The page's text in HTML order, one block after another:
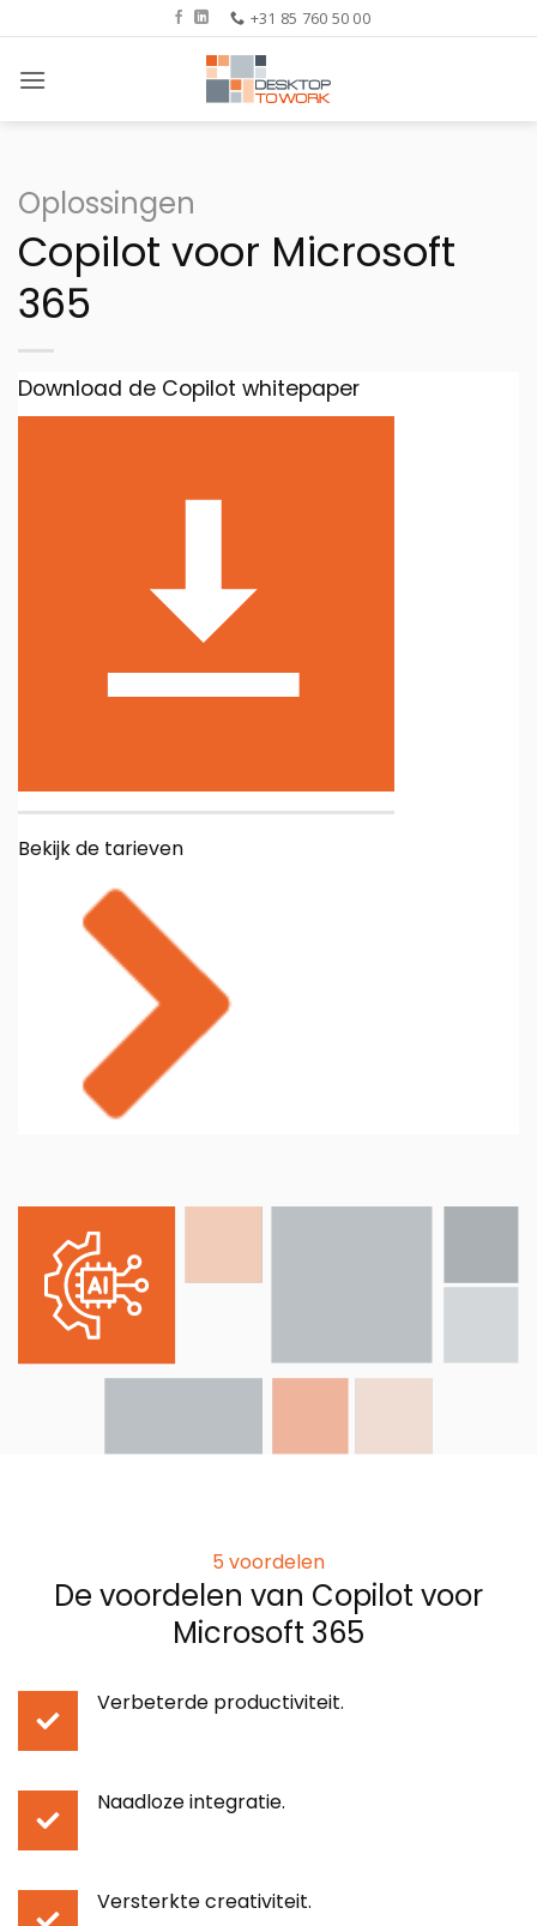
naar
inhoud
+31 85 760 50 00
Oplossingen
Copilot voor Microsoft
365
Download de Copilot whitepaper
Bekijk de tarieven
5 voordelen
De voordelen van Copilot voor
Microsoft 365
Verbeterde productiviteit.
Naadloze integratie.
Versterkte creativiteit.